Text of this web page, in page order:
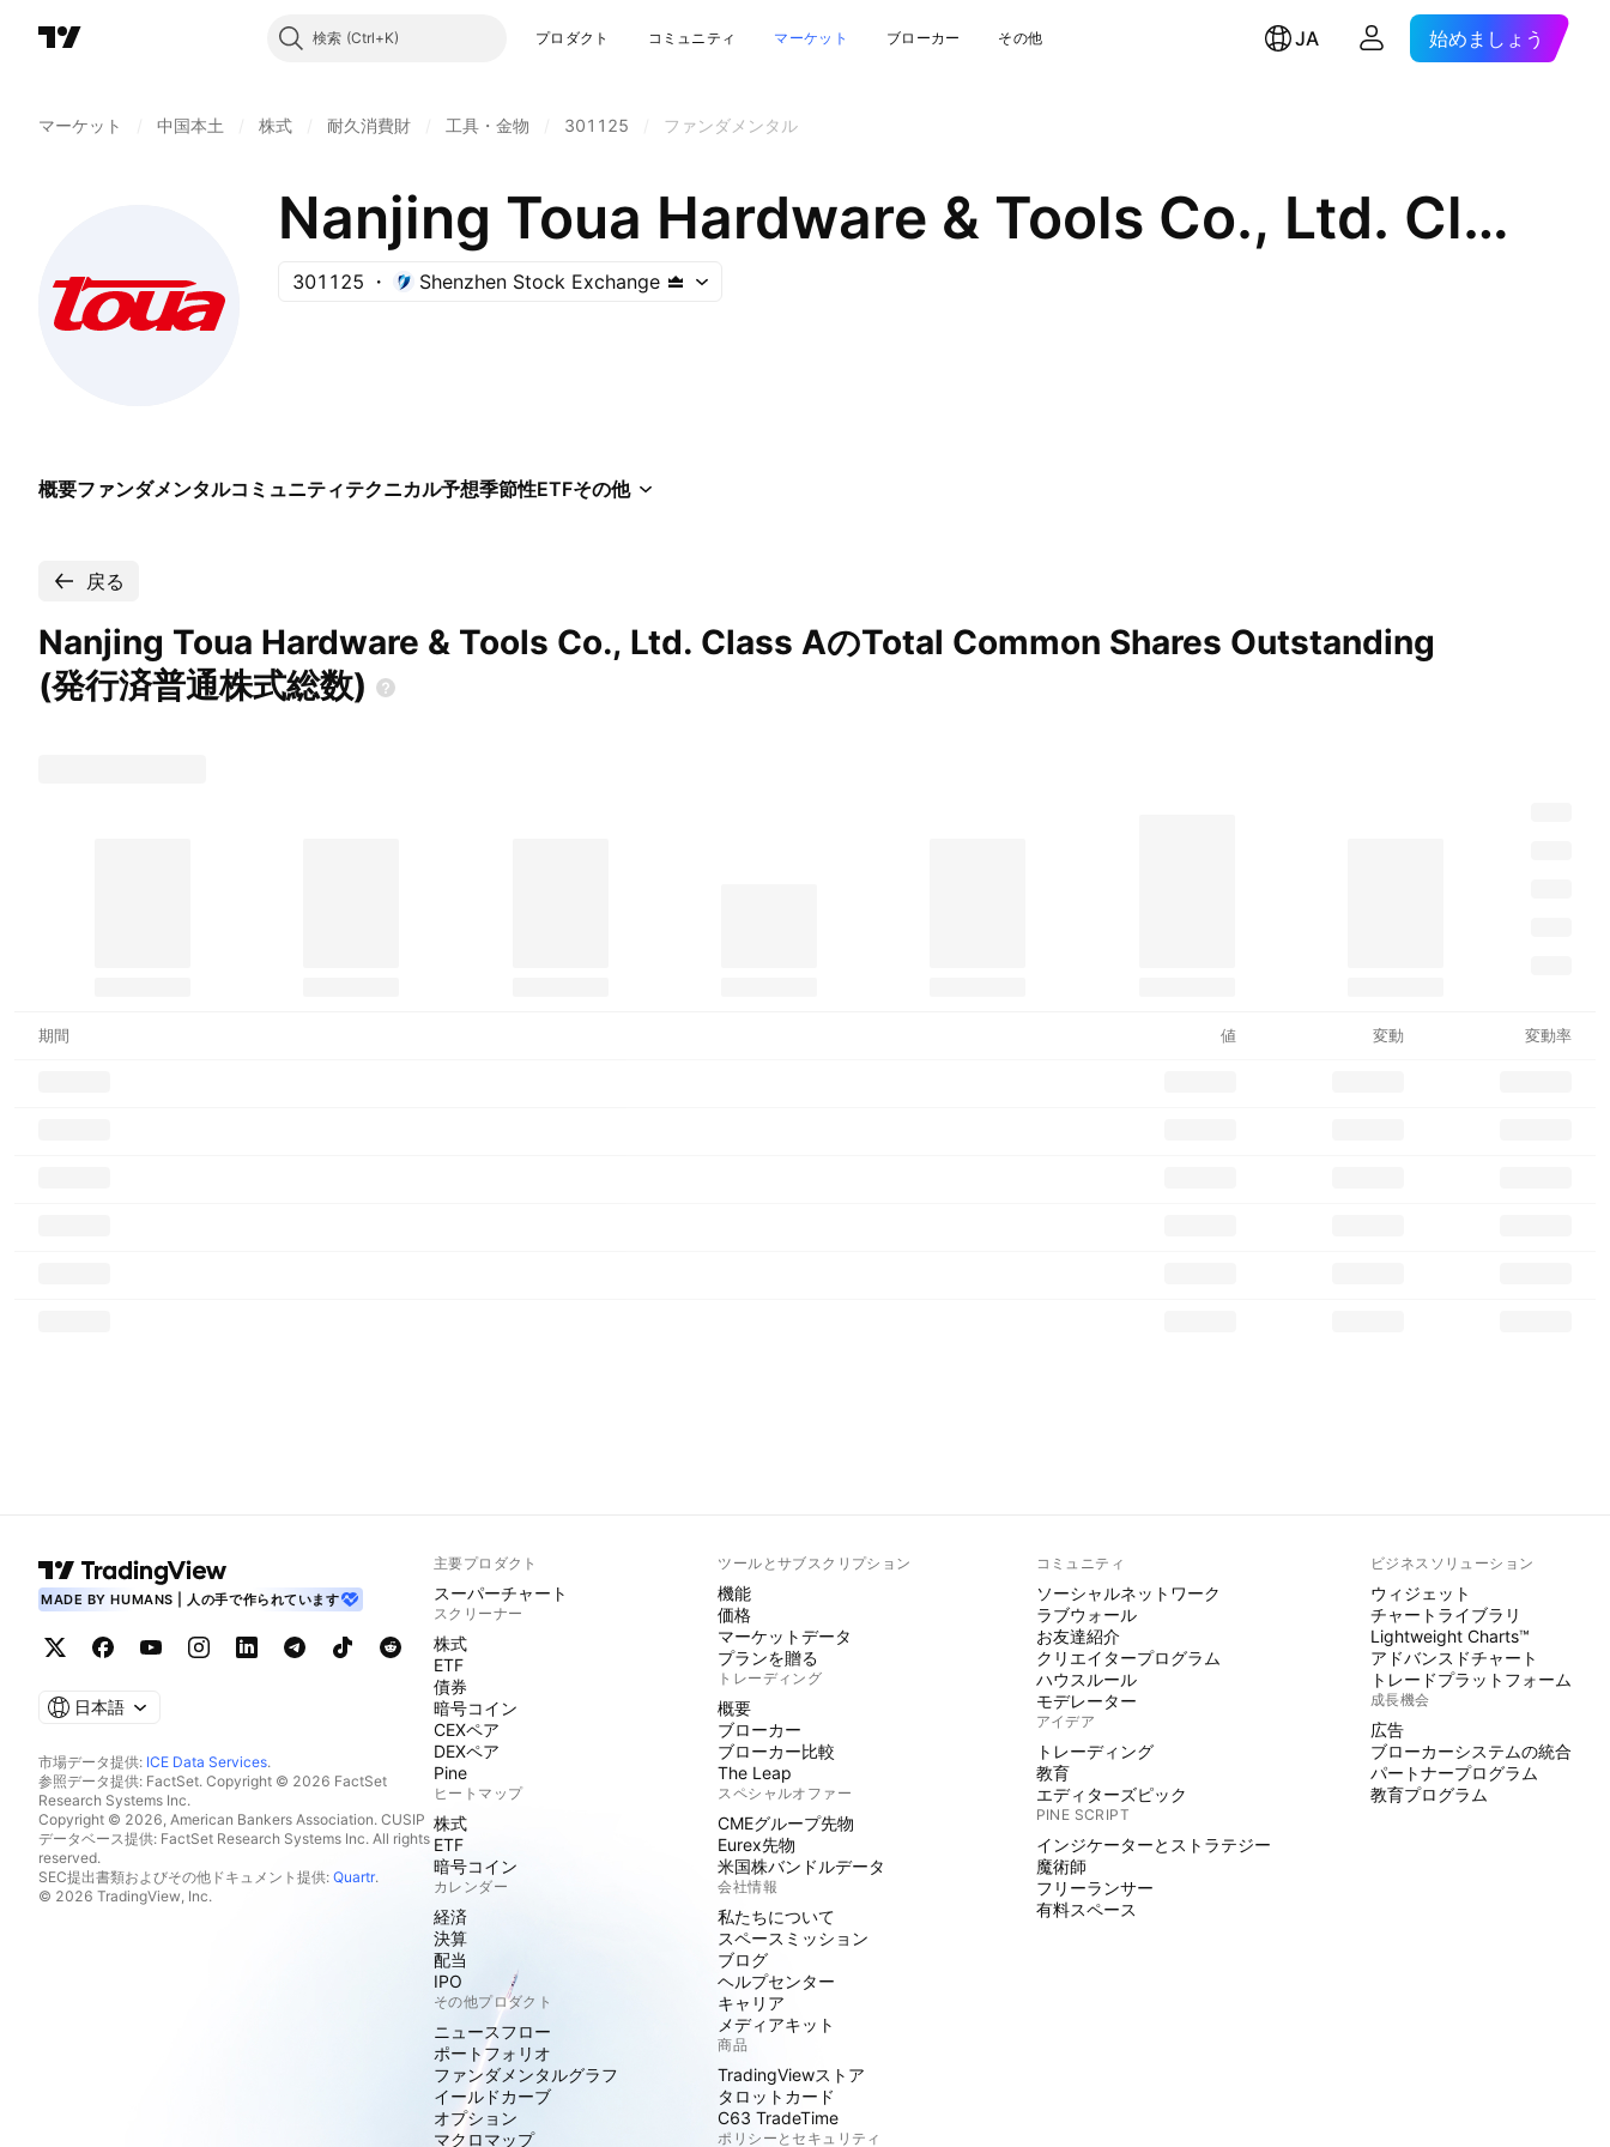
検索 プロダクト コミュニティ マーケット ブローカー その他 JA 始めましょう
マーケット 中国本土 株式 耐久消費財 工具・金物 301125 ファンダメンタル
Nanjing Toua Hardware & Tools Co., Ltd. Class A
301125 Shenzhen Stock Exchange
概要ファンダメンタルコミュニティテクニカル予想季節性ETFその他
戻る
Nanjing Toua Hardware & Tools Co., Ltd. Class AのTotal Common Shares Outstanding
(発行済普通株式総数)
期間 値 変動 変動率
MADE BY HUMANS | 人の手で作られています
日本語
市場データ提供: ICE Data Services.
参照データ提供: FactSet. Copyright © 2026 FactSet
Research Systems Inc.
Copyright © 2026, American Bankers Association. CUSIP
データベース提供: FactSet Research Systems Inc. All rights
reserved.
SEC提出書類およびその他ドキュメント提供: Quartr.
© 2026 TradingView, Inc.
主要プロダクト
スーパーチャート
スクリーナー
株式
ETF
債券
暗号コイン
CEXペア
DEXペア
Pine
ヒートマップ
株式
ETF
暗号コイン
カレンダー
経済
決算
配当
IPO
その他プロダクト
ニュースフロー
ポートフォリオ
ファンダメンタルグラフ
イールドカーブ
オプション
マクロマップ
ツールとサブスクリプション
機能
価格
マーケットデータ
プランを贈る
トレーディング
概要
ブローカー
ブローカー比較
The Leap
スペシャルオファー
CMEグループ先物
Eurex先物
米国株バンドルデータ
会社情報
私たちについて
スペースミッション
ブログ
ヘルプセンター
キャリア
メディアキット
商品
TradingViewストア
タロットカード
C63 TradeTime
ポリシーとセキュリティ
コミュニティ
ソーシャルネットワーク
ラブウォール
お友達紹介
クリエイタープログラム
ハウスルール
モデレーター
アイデア
トレーディング
教育
エディターズピック
PINE SCRIPT
インジケーターとストラテジー
魔術師
フリーランサー
有料スペース
ビジネスソリューション
ウィジェット
チャートライブラリ
Lightweight Charts™
アドバンスドチャート
トレードプラットフォーム
成長機会
広告
ブローカーシステムの統合
パートナープログラム
教育プログラム